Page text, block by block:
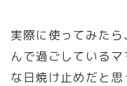
実際に使ってみた
んで過ごしている
な日焼け止めだと